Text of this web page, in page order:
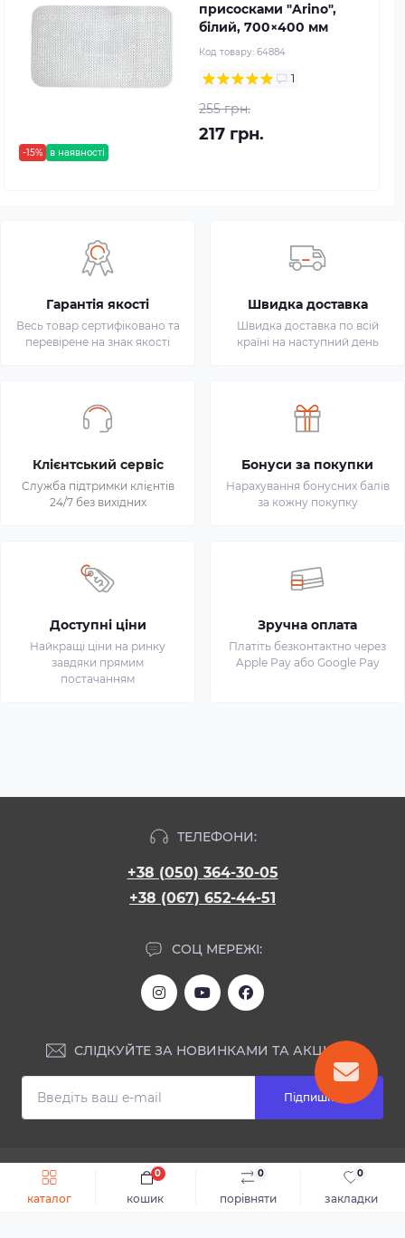
каталог порівняти
0
закладки
0
кошик
0
Швидке замовлення До кошика
-15% в наявності
присосками "Arino",
білий, 700×400 мм
Код товару: 64884
1
255 грн.
217 грн.
Гарантія якості
Весь товар сертифіковано та
перевірене на знак якості
Швидка доставка
Швидка доставка по всій
країні на наступний день
Клієнтський сервіс
Служба підтримки клієнтів
24/7 без вихідних
Бонуси за покупки
Нарахування бонусних балів
за кожну покупку
Доступні ціни
Найкращі ціни на ринку
завдяки прямим
постачанням
Зручна оплата
Платіть безконтактно через
Apple Pay або Google Pay
ТЕЛЕФОНИ:
+38 (050) 364-30-05
+38 (067) 652-44-51
СОЦ МЕРЕЖІ:
СЛІДКУЙТЕ ЗА НОВИНКАМИ ТА АКЦІЯМИ:
Підпишіться
ІНФОРМАЦІЯ